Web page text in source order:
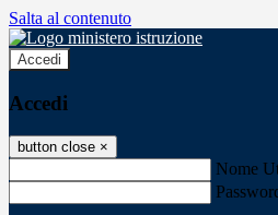
Salta al contenuto
Accedi
Accedi
button close ×
Nome